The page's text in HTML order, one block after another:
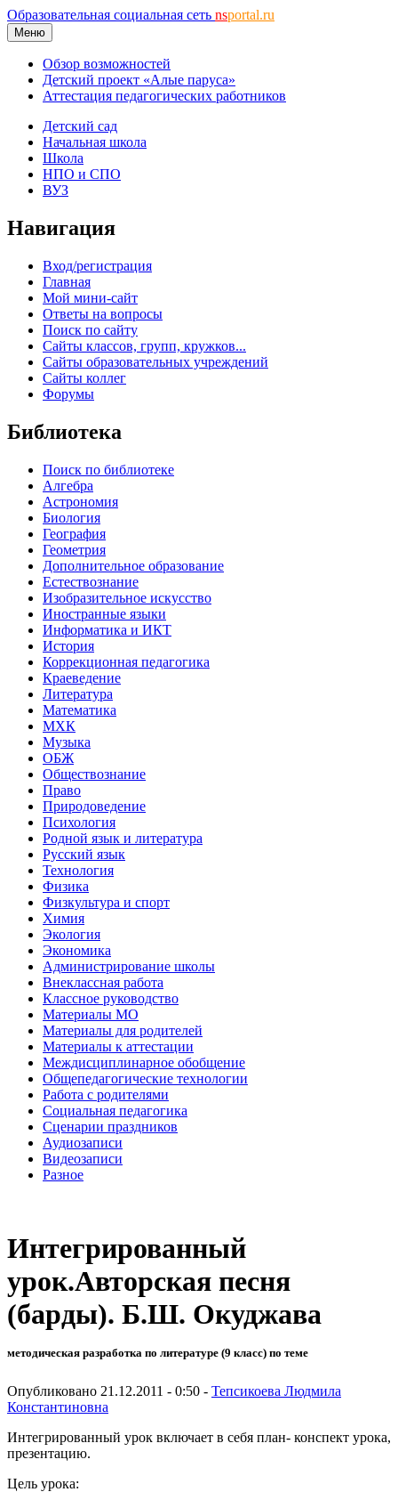
Образовательная социальная сеть nsportal.ru
Меню
Обзор возможностей
Детский проект «Алые паруса»
Аттестация педагогических работников
Детский сад
Начальная школа
Школа
НПО и СПО
ВУЗ
Навигация
Вход/регистрация
Главная
Мой мини-сайт
Ответы на вопросы
Поиск по сайту
Сайты классов, групп, кружков...
Сайты образовательных учреждений
Сайты коллег
Форумы
Библиотека
Поиск по библиотеке
Алгебра
Астрономия
Биология
География
Геометрия
Дополнительное образование
Естествознание
Изобразительное искусство
Иностранные языки
Информатика и ИКТ
История
Коррекционная педагогика
Краеведение
Литература
Математика
МХК
Музыка
ОБЖ
Обществознание
Право
Природоведение
Психология
Родной язык и литература
Русский язык
Технология
Физика
Физкультура и спорт
Химия
Экология
Экономика
Администрирование школы
Внеклассная работа
Классное руководство
Материалы МО
Материалы для родителей
Материалы к аттестации
Междисциплинарное обобщение
Общепедагогические технологии
Работа с родителями
Социальная педагогика
Сценарии праздников
Аудиозаписи
Видеозаписи
Разное
Интегрированный
урок.Авторская песня
(барды). Б.Ш. Окуджава
методическая разработка по литературе (9 класс) по теме
Опубликовано 21.12.2011 - 0:50 - Тепсикоева Людмила
Константиновна
Интегрированный урок включает в себя план- конспект урока,
презентацию.
Цель урока: